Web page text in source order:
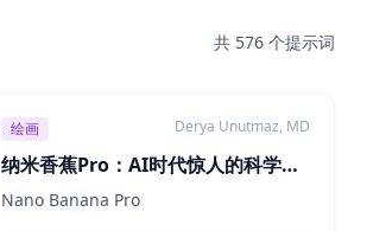
共 576 个提示词
绘画 Derya Unutmaz, MD
纳米香蕉Pro：AI时代惊人的科学精
确插画生成器！
Nano Banana Pro